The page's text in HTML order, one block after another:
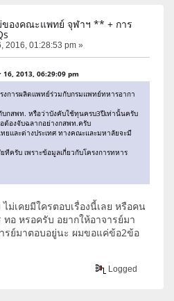
องคณะแพทย์ จุฬาฯ ** + การ
2016, 01:28:53 pm »
2013, 06:29:09 pm
งการผลิตแพทย์ร่วมกับกรมแพทย์ทหารอากา
บกสพท. หรือว่าบังคับใช้ทุนครบ3ปีเท่านั้นครับ
องจับฉลากอย่างกสพท.ครับ
ทยและต่างประเทศ ทางคณะและมหาลัยจะมี
ครับ เพราะข้อมูลเกี่ยวกับโครงการทหาร
ม่เคยมีใครตอบเรื่องนี้เลย หรือคน
อ หรอครับ อยากให้อาจารย์มา
รย์มาตอบอยู่นะ ผมขอแค่ข้อ2ข้อ
Logged